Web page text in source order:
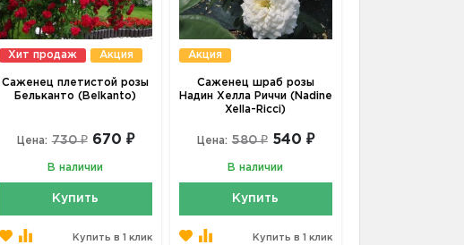
Хит продаж Акция
Саженец плетистой розы
Бельканто (Belkanto)
Цена: 730 ₽ 670 ₽
В наличии
Купить
Купить в 1 клик
Акция
Саженец шраб розы
Надин Хелла Риччи (Nadine
Xella-Ricci)
Цена: 580 ₽ 540 ₽
В наличии
Купить
Купить в 1 клик